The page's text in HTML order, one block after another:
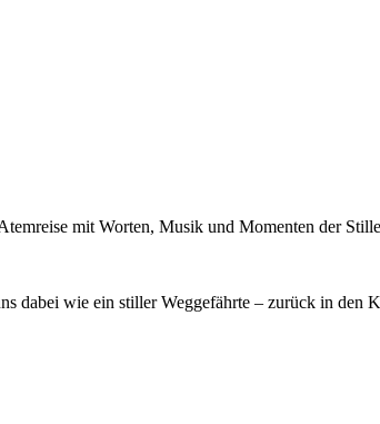
mit Worten, Musik und Momenten der
dabei wie ein stiller Weggefährte – zurück in den